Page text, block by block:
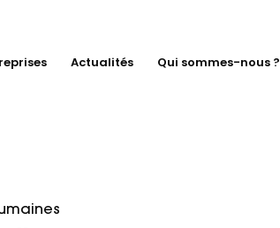
Actualités Qui sommes-nous ?